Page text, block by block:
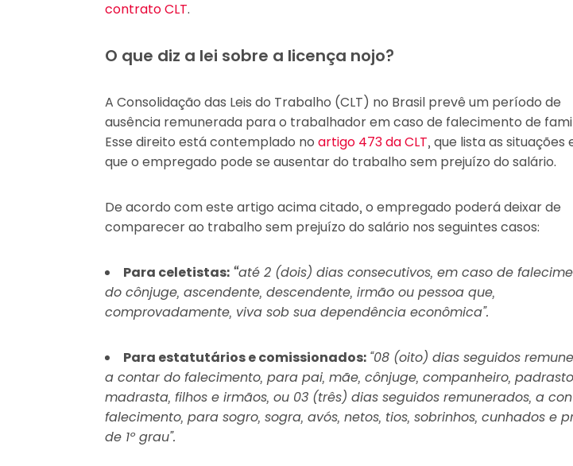
contrato CLT.
O que diz a lei sobre a licença nojo?
A Consolidação das Leis do Trabalho (CLT) no Brasil prevê um período de
ausência remunerada para o trabalhador em caso de falecimento de
Esse direito está contemplado no artigo 473 da CLT, que lista as situações
que o empregado pode se ausentar do trabalho sem prejuízo do salário.
De acordo com este artigo acima citado, o empregado poderá deixar de
comparecer ao trabalho sem prejuízo do salário nos seguintes casos:
Para celetistas: “até 2 (dois) dias consecutivos, em caso de
do cônjuge, ascendente, descendente, irmão ou pessoa que,
comprovadamente, viva sob sua dependência econômica”.
Para estatutários e comissionados: “08 (oito) dias seguidos
a contar do falecimento, para pai, mãe, cônjuge, companheiro,
madrasta, filhos e irmãos, ou 03 (três) dias seguidos remunerados, a
falecimento, para sogro, sogra, avós, netos, tios, sobrinhos, cunhados e
de 1º grau”.